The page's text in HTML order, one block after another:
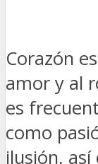
Corazón
amor y al
es
como
ilusión,